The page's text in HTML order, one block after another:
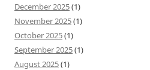
December 2025(1)
November 2025(1)
October 2025(1)
September 2025(1)
August 2025(1)